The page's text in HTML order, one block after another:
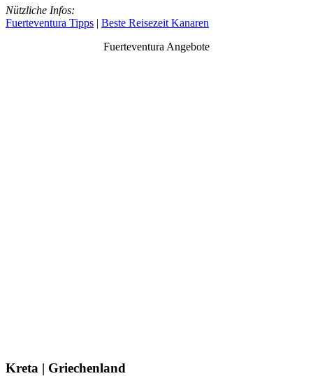
Nützliche Infos:
Fuerteventura Tipps | Beste Reisezeit Kanaren
Fuerteventura Angebote
Kreta | Griechenland